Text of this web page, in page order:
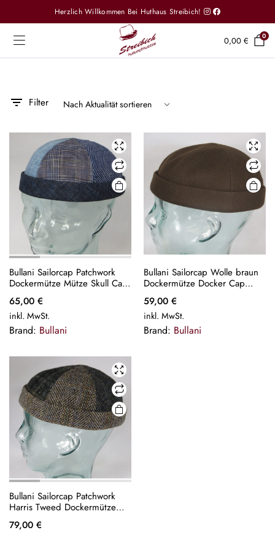
Herzlich Willkommen Bei Huthaus Streibich!
0,00 € 0
Filter
Bullani Sailorcap Patchwork
Dockermütze Mütze Skull Cap
Sailor blau Neu
65,00 €
inkl. MwSt.
Brand: Bullani
Bullani Sailorcap Wolle braun
Dockermütze Docker Cap
Mütze Skullcap Sailor Neu
59,00 €
inkl. MwSt.
Brand: Bullani
Bullani Sailorcap Patchwork
Harris Tweed Dockermütze
Skull Sailor Cap Mütze Neu
79,00 €